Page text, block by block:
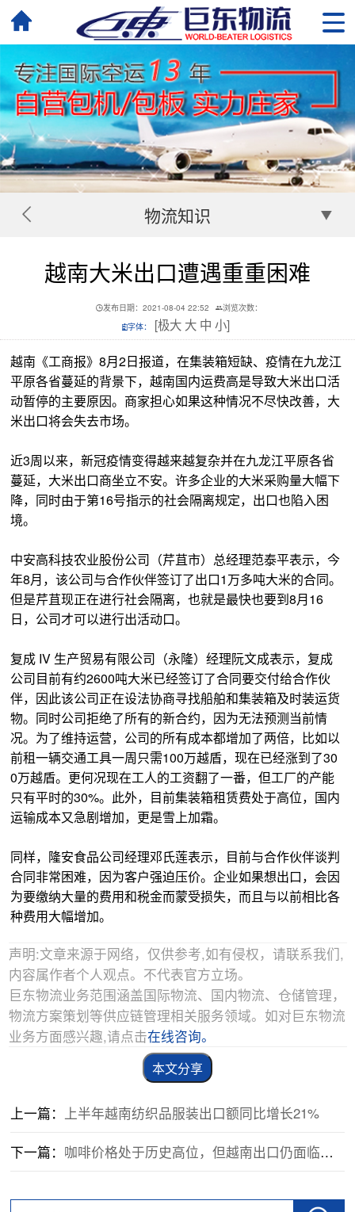
物流知识
越南大米出口遭遇重重困难
发布日期：2021-08-04 22:52
浏览次数：
字体：
[极大 大 中 小]
越南《工商报》8月2日报道，在集装箱短缺、疫情在九龙江
平原各省蔓延的背景下，越南国内运费高是导致大米出口活
动暂停的主要原因。商家担心如果这种情况不尽快改善，大
米出口将会失去市场。
近3周以来，新冠疫情变得越来越复杂并在九龙江平原各省
蔓延，大米出口商坐立不安。许多企业的大米采购量大幅下
降，同时由于第16号指示的社会隔离规定，出口也陷入困
境。
中安高科技农业股份公司（芹苴市）总经理范泰平表示，今
年8月，该公司与合作伙伴签订了出口1万多吨大米的合同。
但是芹苴现正在进行社会隔离，也就是最快也要到8月16
日，公司才可以进行出活动口。
复成 IV 生产贸易有限公司（永隆）经理阮文成表示，复成
公司目前有约2600吨大米已经签订了合同要交付给合作伙
伴，因此该公司正在设法协商寻找船舶和集装箱及时装运货
物。同时公司拒绝了所有的新合约，因为无法预测当前情
况。为了维持运营，公司的所有成本都增加了两倍，比如以
前租一辆交通工具一周只需100万越盾，现在已经涨到了30
0万越盾。更何况现在工人的工资翻了一番，但工厂的产能
只有平时的30%。此外，目前集装箱租赁费处于高位，国内
运输成本又急剧增加，更是雪上加霜。
同样，隆安食品公司经理邓氏莲表示，目前与合作伙伴谈判
合同非常困难，因为客户强迫压价。企业如果想出口，会因
为要缴纳大量的费用和税金而蒙受损失，而且与以前相比各
种费用大幅增加。
声明:文章来源于网络，仅供参考,如有侵权，请联系我们,
内容属作者个人观点。不代表官方立场。
巨东物流业务范围涵盖国际物流、国内物流、仓储管理，
物流方案策划等供应链管理相关服务领域。如对巨东物流
业务方面感兴趣,请点击在线咨询。
本文分享
上一篇： 上半年越南纺织品服装出口额同比增长21%
下一篇： 咖啡价格处于历史高位，但越南出口仍面临困难